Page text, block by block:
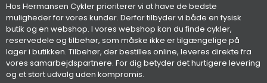
Hos Hermansen Cykler prioriterer vi at have de bedste
muligheder for vores kunder. Derfor tilbyder vi både en fysisk
butik og en webshop. I vores webshop kan du finde cykler,
reservedele og tilbehør, som måske ikke er tilgængelige på
lager i butikken. Tilbehør, der bestilles online, leveres direkte fra
vores samarbejdspartnere. For dig betyder det hurtigere levering
og et stort udvalg uden kompromis.